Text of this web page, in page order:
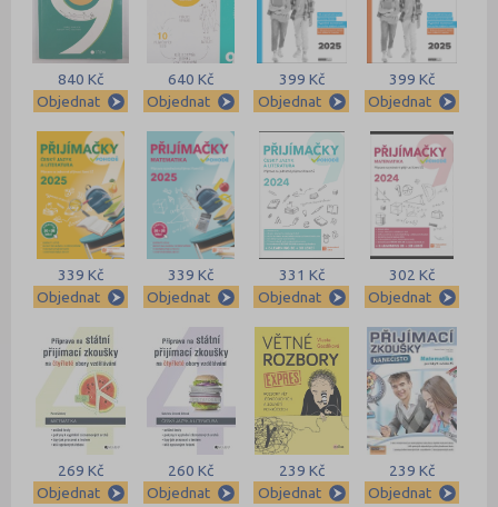
840 Kč
Objednat
640 Kč
Objednat
399 Kč
Objednat
399 Kč
Objednat
339 Kč
Objednat
339 Kč
Objednat
331 Kč
Objednat
302 Kč
Objednat
269 Kč
Objednat
260 Kč
Objednat
239 Kč
Objednat
239 Kč
Objednat